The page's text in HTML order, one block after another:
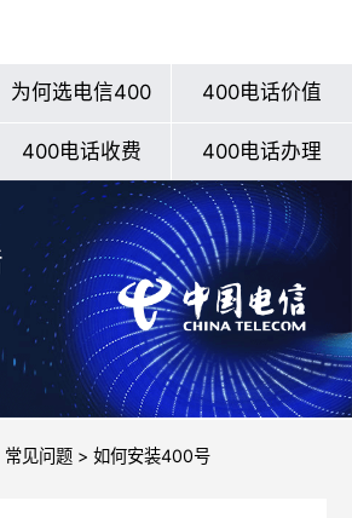
为何选电信400 400电话价值
400电话收费 400电话办理
常见问题> 如何安装400号